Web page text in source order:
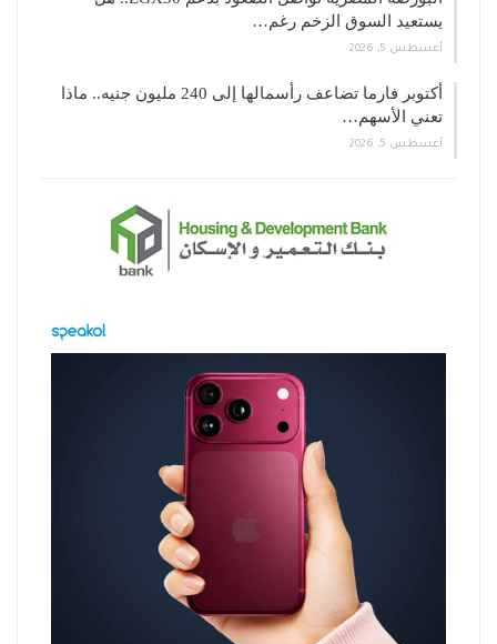
يستعيد السوق الزخم رغم…
أغسطس 5, 2026
أكتوبر فارما تضاعف رأسمالها إلى 240 مليون جنيه.. ماذا
تعني الأسهم…
أغسطس 5, 2026